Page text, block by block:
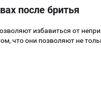
после бритья
избавиться от
что они позволяют не